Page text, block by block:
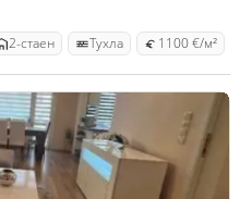
2-стаен Тухла 1100 €/м²